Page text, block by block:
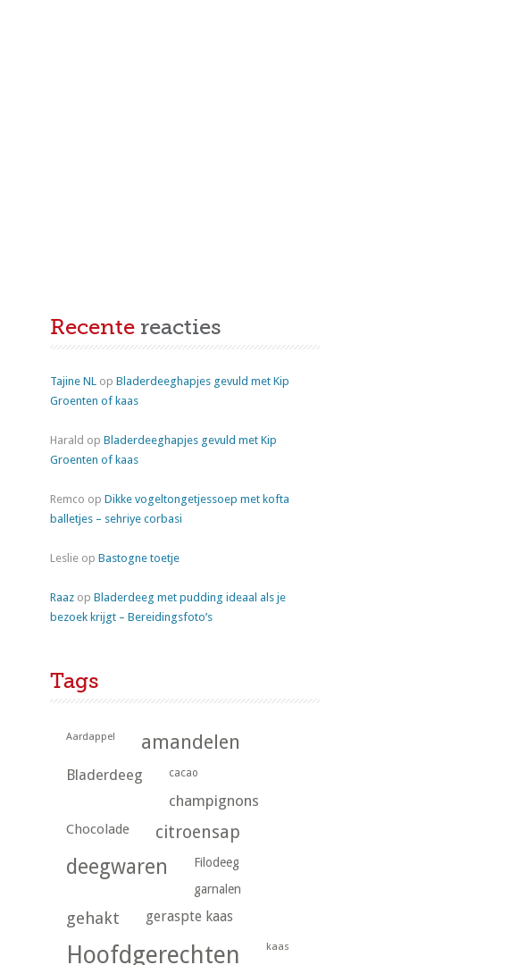
Recente reacties
Tajine NL op Bladerdeeghapjes gevuld met Kip
Groenten of kaas
Harald op Bladerdeeghapjes gevuld met Kip
Groenten of kaas
Remco op Dikke vogeltongetjessoep met kofta
balletjes – sehriye corbasi
Leslie op Bastogne toetje
Raaz op Bladerdeeg met pudding ideaal als je
bezoek krijgt – Bereidingsfoto’s
Tags
Aardappel amandelen
Bladerdeeg cacao
champignons
Chocolade citroensap
deegwaren
Filodeeg
garnalen
gehakt geraspte kaas
Hoofdgerechten kaas